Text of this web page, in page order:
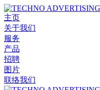
主页
关于我们
服务
产品
招聘
图片
联络我们